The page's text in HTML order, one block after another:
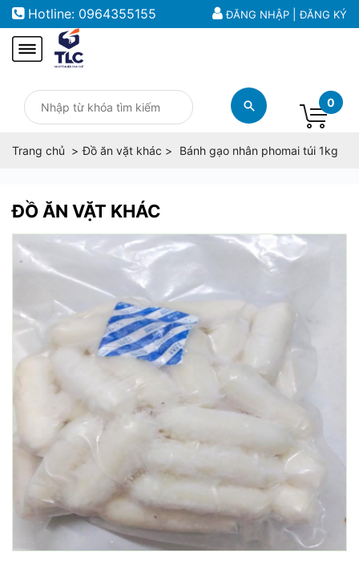
ĐĂNG NHẬP |ĐĂNG KÝ
Hotline: 0964355155
0
Trang chủ Đồ ăn vặt khác Bánh gạo nhân phomai túi 1kg
ĐỒ ĂN VẶT KHÁC